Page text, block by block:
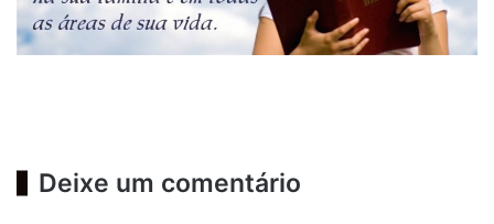
Deixe um comentário